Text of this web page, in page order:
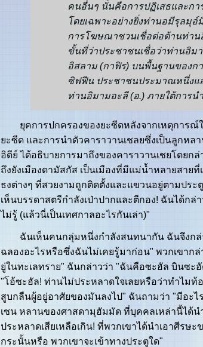
คนอื่นๆ นั่นคือการปฏิเสธและก
โดยเฉพาะอย่างยิ่งท่านอมีรุลมุ
การโฆษณาชวนเชื่อต่อต้านท่าน
ขั้นที่ว่าประชาชนเชื่อว่าท่านอิม
อิสลาม (กาฟิร) บนพื้นฐานของก
ซิฟฟีน ประชาชนประมาณหนึ่งแ
ท่านอิมามอะลี (อ.) ภายใต้การน
ยุคการปกครองของยะซีดหลังจากเหตุการณ์ใ
ยะซีด และการนำตัวคาราวานเชลยซึ่งเป็นลูกห
อิดีย์ ได้อธิบายการมาถึงของคาราวานเชยโดยก
ถึงยังเมืองดามัสกัส เป็นเมืองที่มีแม่น้ำหลายสาย
ธงต่างๆ ที่สวยงามถูกติดตั้งและแขวนอยู่ตามปร
เห็นบรรดาสตรีกำลังเป่าปากและตีกอง! ฉันได้กล่
ไม่รู้ (แล้วนี่เป็นเทศกาลอะไรกันเล่า)"
ฉันเห็นคนกลุ่มหนึ่งกำลังสนทนากัน ฉันจึงกล่า
ฉลองอะไรหรือซึ่งฉันไม่เคยรู้มาก่อน" พวกเขาก
ยู่ในทะเลทราย" ฉันกล่าวว่า "ฉันคือซะฮัล บินซะ
"โอ้ซะฮัล! ท่านไม่ประหลาดใจเลยหรือว่าทำไมท้
สูบกลืนผู้อยู่อาศัยของมันลงไป" ฉันถามว่า "มีอะ
เซน หลานของศาสดามุฮัมมัด ที่บุคคลเหล่านี้ได้
ประหลาดเสียเหลือเกิน! ที่พวกเขาได้นำเอาศีร
กระนั้นหรือ พวกเขาจะเข้าทางประตูใด"